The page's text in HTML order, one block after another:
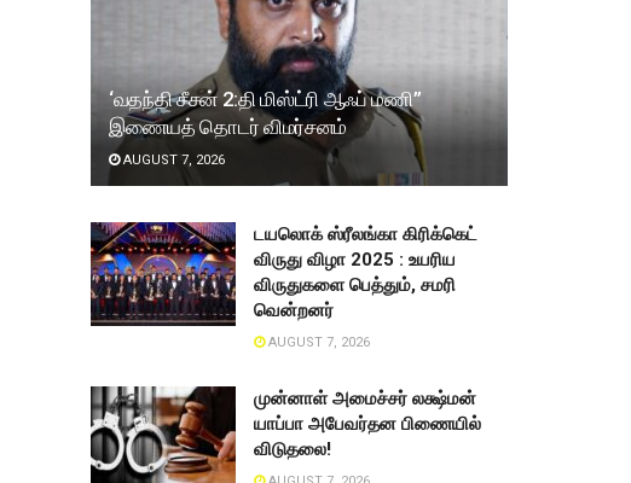
‘வதந்தி சீசன் 2:தி மிஸ்ட்ரி ஆஃப் மணி”
இணையத் தொடர் விமர்சனம்
AUGUST 7, 2026
டயலொக் ஸ்ரீலங்கா கிரிக்கெட்
விருது விழா 2025 : உயரிய
விருதுகளை பெத்தும், சமரி
வென்றனர்
AUGUST 7, 2026
முன்னாள் அமைச்சர் லக்ஷ்மன்
யாப்பா அபேவர்தன பிணையில்
விடுதலை!